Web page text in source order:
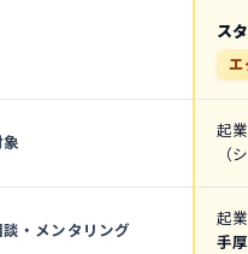
ス
エ
象
起
（
談・メンタリング
起
手